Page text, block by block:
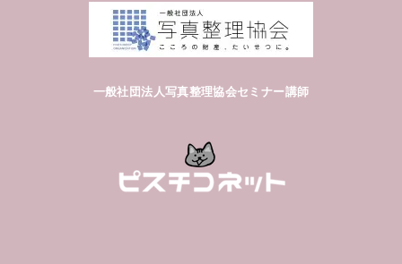
一般社団法人写真整理協会セミナー講師